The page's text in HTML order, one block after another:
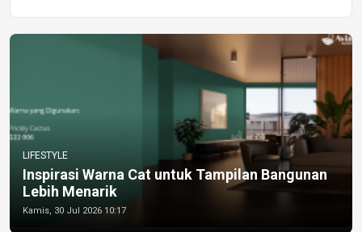
LIFESTYLE
Inspirasi Warna Cat untuk Tampilan Bangunan
Lebih Menarik
Kamis, 30 Jul 2026 10:17